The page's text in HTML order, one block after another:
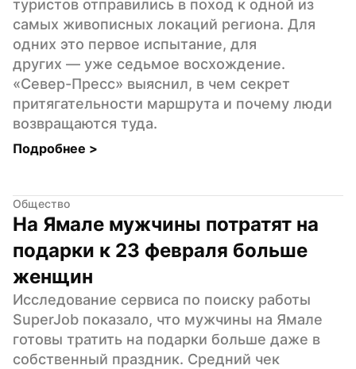
туристов отправились в поход к одной из
самых живописных локаций региона. Для
одних это первое испытание, для
других — уже седьмое восхождение.
«Север-Пресс» выяснил, в чем секрет
притягательности маршрута и почему люди
возвращаются туда.
Подробнее >
Общество
На Ямале мужчины потратят на
подарки к 23 февраля больше
женщин
Исследование сервиса по поиску работы
SuperJob показало, что мужчины на Ямале
готовы тратить на подарки больше даже в
собственный праздник. Средний чек